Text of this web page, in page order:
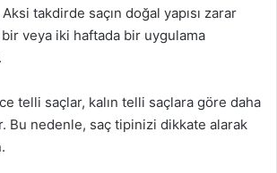
Aksi takdirde saçın doğal yapısı zarar
veya iki haftada bir uygulama
telli saçlar, kalın telli saçlara göre daha
Bu nedenle, saç tipinizi dikkate alarak